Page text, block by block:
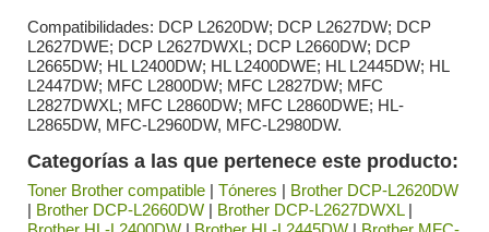
Compatibilidades: DCP L2620DW; DCP L2627DW; DCP
L2627DWE; DCP L2627DWXL; DCP L2660DW; DCP
L2665DW; HL L2400DW; HL L2400DWE; HL L2445DW; HL
L2447DW; MFC L2800DW; MFC L2827DW; MFC
L2827DWXL; MFC L2860DW; MFC L2860DWE; HL-
L2865DW, MFC-L2960DW, MFC-L2980DW.
Categorías a las que pertenece este producto:
Toner Brother compatible | Tóneres | Brother DCP-L2620DW
| Brother DCP-L2660DW | Brother DCP-L2627DWXL|